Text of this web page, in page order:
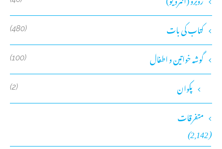
کتاب کی بات (480)
گوشہ خواتین و اطفال (100)
پکوان (2)
متفرقات
(2,142)